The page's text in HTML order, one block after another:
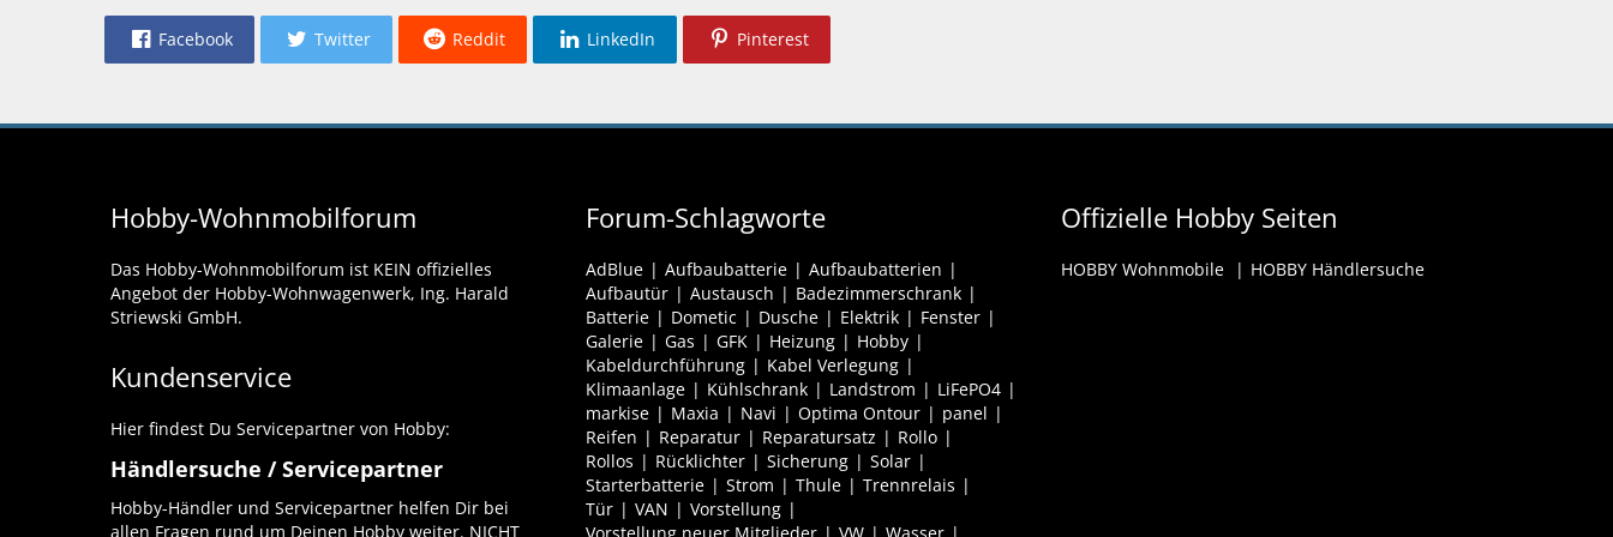
Facebook Twitter Reddit LinkedIn Pinterest
Hobby-Wohnmobilforum
Das Hobby-Wohnmobilforum ist KEIN offizielles
Angebot der Hobby-Wohnwagenwerk, Ing. Harald
Striewski GmbH.
Kundenservice
Hier findest Du Servicepartner von Hobby:
Händlersuche / Servicepartner
Hobby-Händler und Servicepartner helfen Dir bei
allen Fragen rund um Deinen Hobby weiter. NICHT
Forum-Schlagworte
AdBlue Aufbaubatterie
Aufbaubatterien
Aufbautür
Austausch
Badezimmerschrank
Batterie
Dometic Dusche Elektrik
Fenster
Galerie
Gas GFK Heizung
Hobby
Kabeldurchführung
Kabel Verlegung
Klimaanlage
Kühlschrank Landstrom
LiFePO4
markise
Maxia Navi Optima Ontour
panel
Reifen
Reparatur Reparatursatz
Rollo
Rollos
Rücklichter Sicherung
Solar
Starterbatterie
Strom Thule
Trennrelais
Tür
VAN
Vorstellung
Offizielle Hobby Seiten
HOBBY Wohnmobile HOBBY Händlersuche